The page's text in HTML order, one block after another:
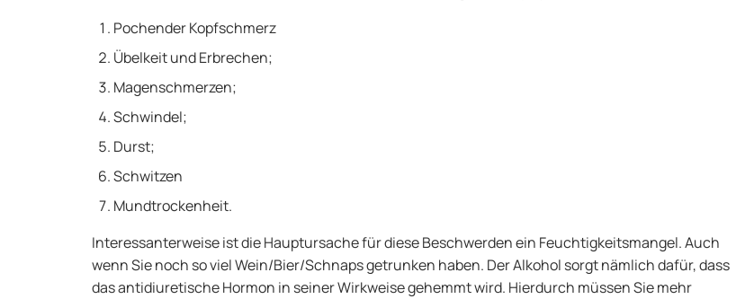
Pochender Kopfschmerz
Übelkeit und Erbrechen;
Magenschmerzen;
Schwindel;
Durst;
Schwitzen
Mundtrockenheit.
Interessanterweise ist die Hauptursache für diese Beschwerden ein Feuchtigkeitsmangel. Auch
wenn Sie noch so viel Wein/Bier/Schnaps getrunken haben. Der Alkohol sorgt nämlich dafür, dass
das antidiuretische Hormon in seiner Wirkweise gehemmt wird. Hierdurch müssen Sie mehr